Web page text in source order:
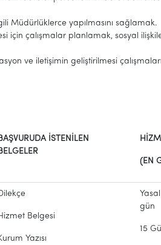
Müdürlüklerce yapılmasını sağlamak.
için çalışmalar planlamak, sosyal
ve iletişimin geliştirilmesi
İSTENİLEN
(EN
Belgesi
Yazısı
gün
15